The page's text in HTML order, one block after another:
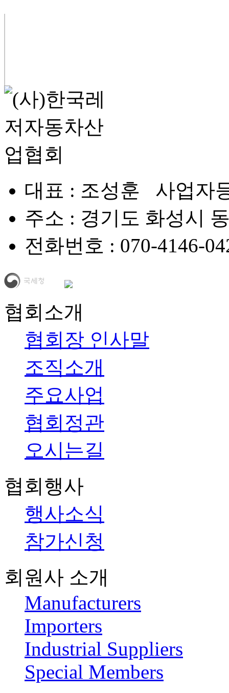
대표 : 조성훈 사업자
주소 : 경기도 화성시
전화번호 : 070-4146-
협회소개
협회장 인사말
조직소개
주요사업
협회정관
오시는길
협회행사
행사소식
참가신청
회원사 소개
Manufacturers
Importers
Industrial Suppliers
Special Members